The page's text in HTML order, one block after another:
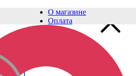
пункт
О магазине
Оплата